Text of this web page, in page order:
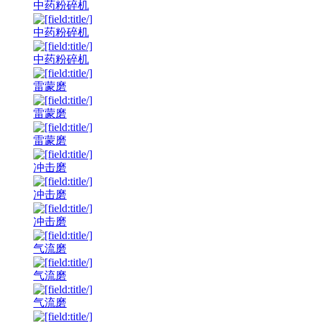
中药粉碎机
中药粉碎机
中药粉碎机
雷蒙磨
雷蒙磨
雷蒙磨
冲击磨
冲击磨
冲击磨
气流磨
气流磨
气流磨